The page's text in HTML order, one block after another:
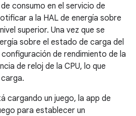
consumo en el servicio de
a la HAL de energía sobre
superior. Una vez que se
sobre el estado de carga del
de rendimiento de la
de reloj de la CPU, lo que
cargando un juego, la app de
para establecer un